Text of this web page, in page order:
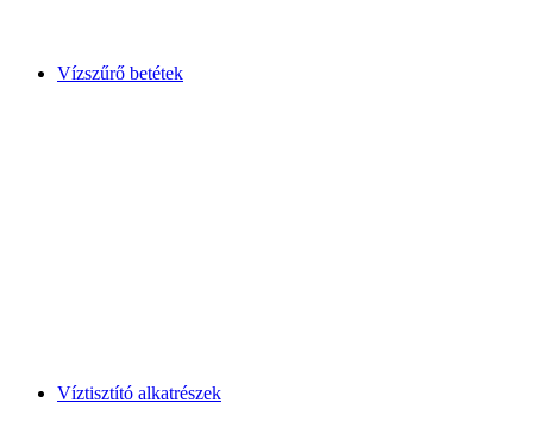
Vízszűrő betétek
Víztisztító alkatrészek